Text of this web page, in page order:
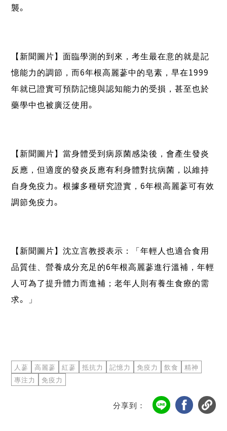
襲。
【新聞圖片】面臨學測的到來，考生最在意的就是記
憶能力的調節，而6年根高麗蔘中的皂素，早在1999
年就已證實可預防記憶與認知能力的受損，甚至也於
藥學中也被廣泛使用。
【新聞圖片】當身體受到病原菌感染後，會產生發炎
反應，但適度的發炎反應有利身體對抗病菌，以維持
自身免疫力。根據多種研究證實，6年根高麗蔘可有效
調節免疫力。
【新聞圖片】沈立言教授表示：「年輕人也適合食用
品質佳、營養成分充足的6年根高麗蔘進行溫補，年輕
人可為了提升體力而進補；老年人則有養生食療的需
求。」
人蔘 高麗蔘 紅蔘 抵抗力 記憶力 免疫力 飲食
精神
專注力
免疫力
分享到：